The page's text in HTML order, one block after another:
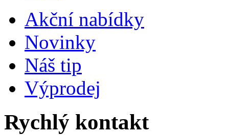
Akční nabídky
Novinky
Náš tip
Výprodej
Rychlý kontakt